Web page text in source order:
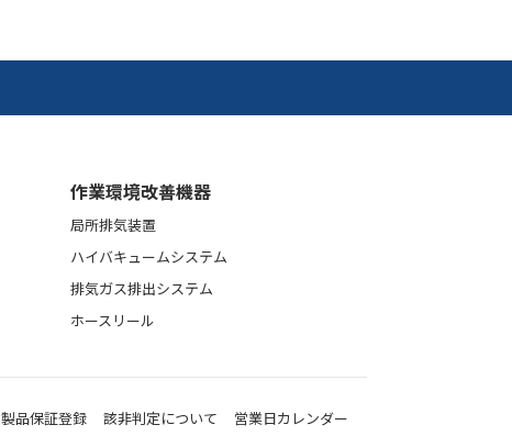
作業環境改善機器
局所排気装置
ハイバキュームシステム
排気ガス排出システム
ホースリール
製品保証登録 該非判定について 営業日カレンダー